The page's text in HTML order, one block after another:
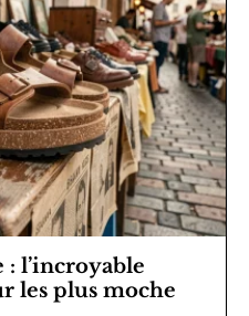
l’incroyable
les plus moche